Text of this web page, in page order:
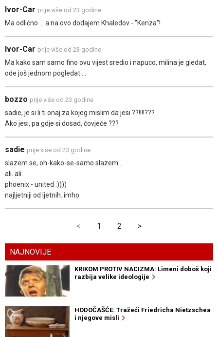
Ivor-Car prije više od 23 godine
Ma odlično ... a na ovo dodajem Khaledov - "Kenza"!
Ivor-Car prije više od 23 godine
Ma kako sam samo fino ovu vijest sredio i napuco, milina je gledat,
ode još jednom pogledat ...
bozzo prije više od 23 godine
sadie, je si li ti onaj za kojeg mislim da jesi ??!!!!???
Ako jesi, pa gdje si dosad, čovječe ???
sadie prije više od 23 godine
slazem se, oh-kako-se-samo slazem...
ali. ali.
phoenix - united :))))
najljetniji od ljetnih. imho.
< 1 2 >
NAJNOVIJE
KRIKOM PROTIV NACIZMA: Limeni doboš koji
razbija velike ideologije
HODOČAŠĆE: Tražeći Friedricha Nietzschea
i njegove misli